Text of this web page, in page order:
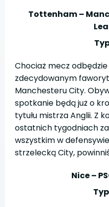
Tottenham –
Chociaż mecz
zdecydowanym
Manchesteru City.
spotkanie będą już o
tytułu mistrza Anglii. Z
ostatnich tygodniach
wszystkim w
strzelecką City,
Nice –